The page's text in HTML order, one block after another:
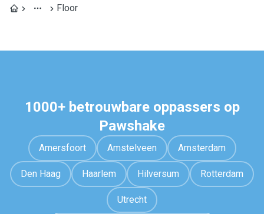
Floor
1000+ betrouwbare oppassers op
Pawshake
Amersfoort Amstelveen Amsterdam
Den Haag Haarlem Hilversum Rotterdam
Utrecht